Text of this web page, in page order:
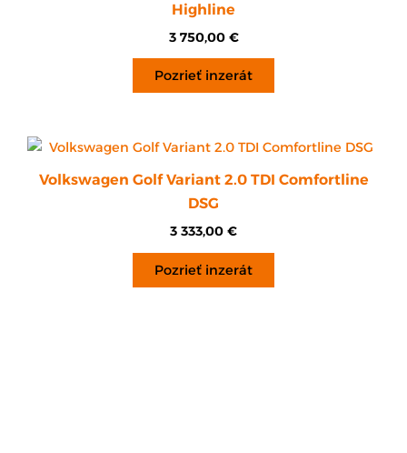
Highline
3 750,00 €
Pozrieť inzerát
Volkswagen Golf Variant 2.0 TDI Comfortline
DSG
3 333,00 €
Pozrieť inzerát